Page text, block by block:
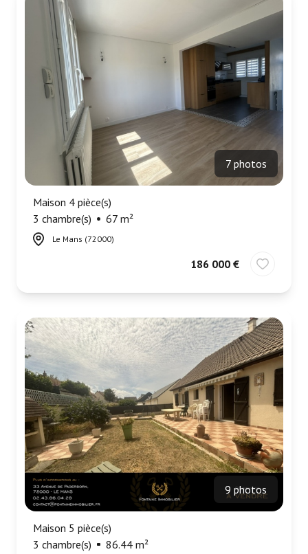
7 photos
Maison 4 pièce(s)
3 chambre(s)
67 m²
Le Mans (72000)
186 000 €
9 photos
Maison 5 pièce(s)
3 chambre(s)
86.44 m²